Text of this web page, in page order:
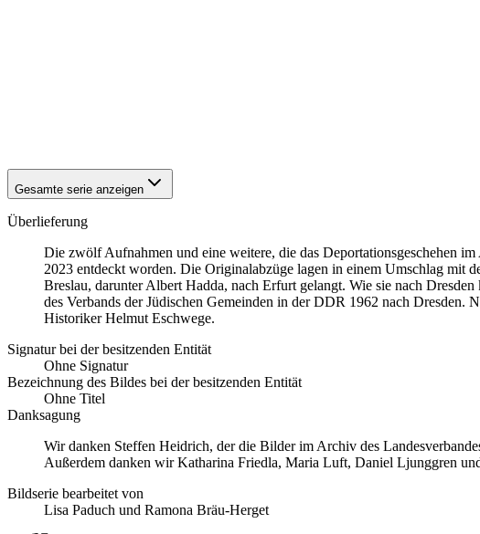
Gesamte serie anzeigen
Überlieferung
Die zwölf Aufnahmen und eine weitere, die das Deportationsgeschehen
2023 entdeckt worden. Die Originalabzüge lagen in einem Umschlag mit
Breslau, darunter Albert Hadda, nach Erfurt gelangt. Wie sie nach
des Verbands der Jüdischen Gemeinden in der DDR 1962 nach
Historiker Helmut Eschwege.
Signatur bei der besitzenden Entität
Ohne Signatur
Bezeichnung des Bildes bei der besitzenden Entität
Ohne Titel
Danksagung
Wir danken Steffen Heidrich, der die Bilder im Archiv des
Außerdem danken wir Katharina Friedla, Maria Luft, Daniel Ljunggren
Bildserie bearbeitet von
Lisa Paduch und Ramona Bräu-Herget